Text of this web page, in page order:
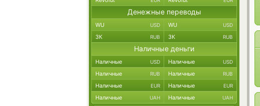
Денежные переводы
WU USD WU USD
ЗК RUB ЗК RUB
Наличные деньги
Наличные USD Наличные USD
Наличные RUB Наличные RUB
Наличные EUR Наличные EUR
Наличные UAH Наличные UAH